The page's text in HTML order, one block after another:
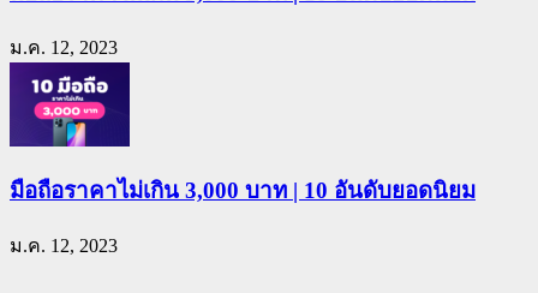
ม.ค. 12, 2023
มือถือราคาไม่เกิน 3,000 บาท | 10 อันดับยอดนิยม
ม.ค. 12, 2023